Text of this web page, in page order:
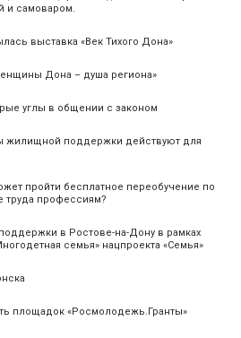
и самоваром.
выставка «Век Тихого Дона»
Дона – душа региона»
углы в общении с законом
жилищной поддержки действуют для
пройти бесплатное переобучение по
труда профессиям?
в Ростове-на-Дону в рамках
семья» нацпроекта «Семья»
площадок «Росмолодежь.Гранты»